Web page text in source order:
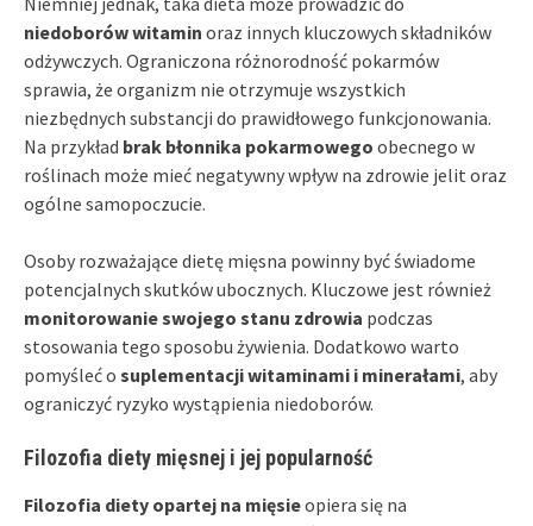
niedoborów witamin oraz innych kluczowych składników
odżywczych. Ograniczona różnorodność pokarmów
sprawia, że organizm nie otrzymuje wszystkich
niezbędnych substancji do prawidłowego funkcjonowania.
Na przykład brak błonnika pokarmowego obecnego w
roślinach może mieć negatywny wpływ na zdrowie jelit oraz
ogólne samopoczucie.
Osoby rozważające dietę mięsna powinny być świadome
potencjalnych skutków ubocznych. Kluczowe jest również
monitorowanie swojego stanu zdrowia podczas
stosowania tego sposobu żywienia. Dodatkowo warto
pomyśleć o suplementacji witaminami i minerałami, aby
ograniczyć ryzyko wystąpienia niedoborów.
Filozofia diety mięsnej i jej popularność
Filozofia diety opartej na mięsieopiera się na